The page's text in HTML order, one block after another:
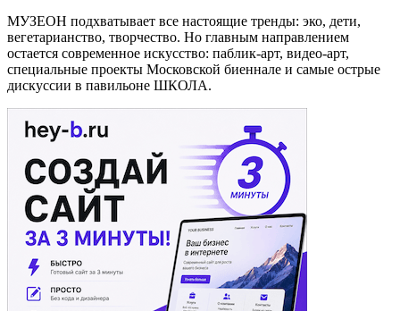
МУЗЕОН подхватывает все настоящие тренды: эко, дети,
вегетарианство, творчество. Но главным направлением
остается современное искусство: паблик-арт, видео-арт,
специальные проекты Московской биеннале и самые острые
дискуссии в павильоне ШКОЛА.